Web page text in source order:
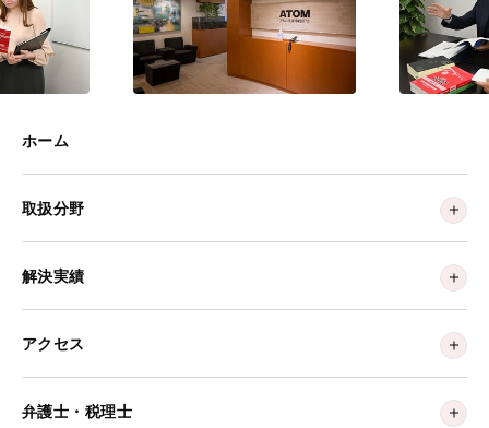
ホーム
取扱分野
解決実績
アクセス
弁護士・税理士